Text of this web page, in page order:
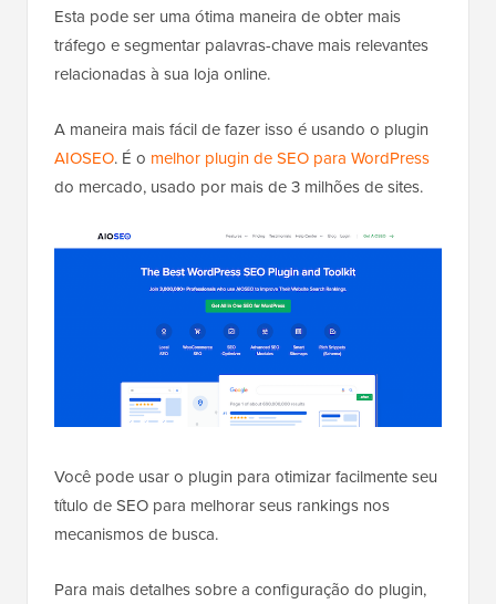
Esta pode ser uma ótima maneira de obter mais
tráfego e segmentar palavras-chave mais relevantes
relacionadas à sua loja online.
A maneira mais fácil de fazer isso é usando o plugin
AIOSEO. É o melhor plugin de SEO para WordPress
do mercado, usado por mais de 3 milhões de sites.
Você pode usar o plugin para otimizar facilmente seu
título de SEO para melhorar seus rankings nos
mecanismos de busca.
Para mais detalhes sobre a configuração do plugin,